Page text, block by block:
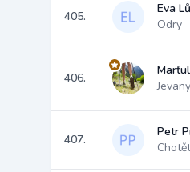
405.
Eva
Odry
406.
Jevany
407.
Petr